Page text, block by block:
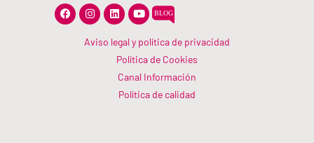
F
a
c
I
n
s
t
a
L
i
n
k
e
d
n
Y
o
u
t
u
b
Aviso legal y política de privacidad
Política de Cookies
Canal Información
Política de calidad